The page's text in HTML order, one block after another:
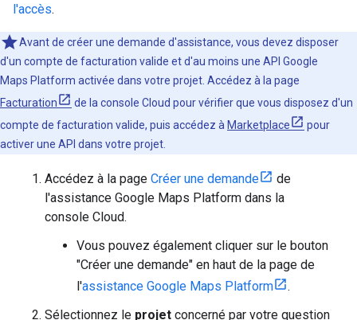
l'accès.
Avant de créer une demande d'assistance, vous devez disposer
d'un compte de facturation valide et d'au moins une API Google
Maps Platform activée dans votre projet. Accédez à la page
Facturation
de la console Cloud pour vérifier que vous disposez d'un
compte de facturation valide, puis accédez à Marketplace
pour
activer une API dans votre projet.
Accédez à la page Créer une demande
de
l'assistance Google Maps Platform dans la
console Cloud.
Vous pouvez également cliquer sur le bouton
"Créer une demande" en haut de la page de
l'assistance Google Maps Platform
.
Sélectionnez le projet concerné par votre question